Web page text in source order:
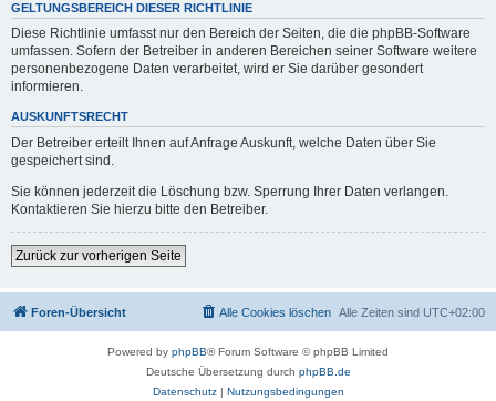
GELTUNGSBEREICH DIESER RICHTLINIE
Diese Richtlinie umfasst nur den Bereich der Seiten, die die phpBB-Software
umfassen. Sofern der Betreiber in anderen Bereichen seiner Software weitere
personenbezogene Daten verarbeitet, wird er Sie darüber gesondert
informieren.
AUSKUNFTSRECHT
Der Betreiber erteilt Ihnen auf Anfrage Auskunft, welche Daten über Sie
gespeichert sind.
Sie können jederzeit die Löschung bzw. Sperrung Ihrer Daten verlangen.
Kontaktieren Sie hierzu bitte den Betreiber.
Zurück zur vorherigen Seite
Foren-Übersicht Alle Zeiten sind UTC+02:00
Alle Cookies löschen
Powered by phpBB® Forum Software © phpBB Limited
Deutsche Übersetzung durch phpBB.de
Datenschutz| Nutzungsbedingungen